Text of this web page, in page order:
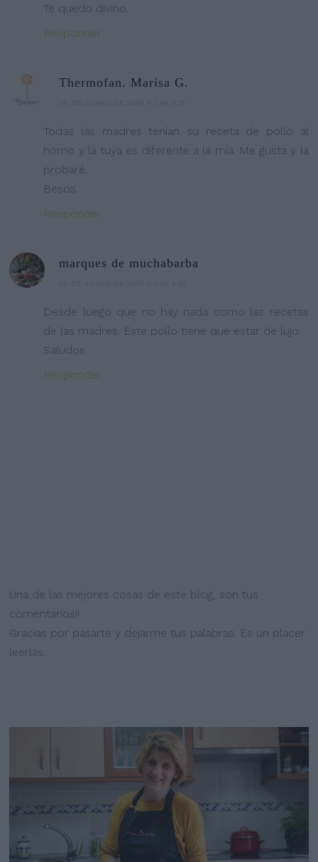
Te quedo divino.
Responder
Thermofan. Marisa G.
Todas las madres tenían su receta de pollo al
horno y la tuya es diferente a la mía. Me gusta y la
probaré.
Besos.
Responder
marques de muchabarba
Desde luego que no hay nada como las recetas
de las madres. Este pollo tiene que estar de lujo.
Saludos
Responder
Una de las mejores cosas de este blog, son tus
comentarios!!
Gracias por pasarte y dejarme tus palabras. Es un placer
leerlas...